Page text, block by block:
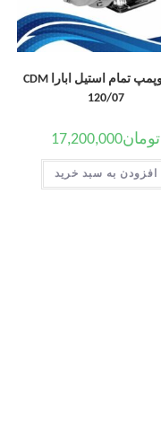
الکتروپمپ تمام استیل ابارا CDM
120/07
تومان17,200,000
افزودن به سبد خرید